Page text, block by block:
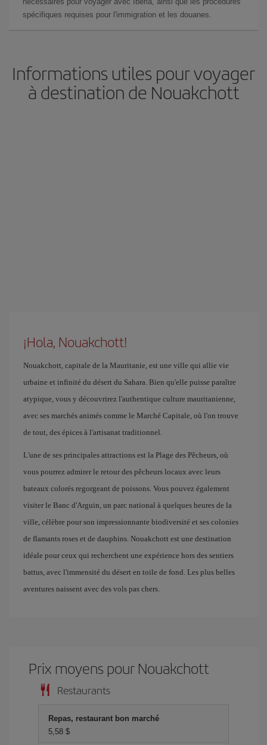
spécifiques requises pour l'immigration et les douanes.
Informations utiles pour voyager
à destination de Nouakchott
¡Hola, Nouakchott!
Nouakchott, capitale de la Mauritanie, est une ville qui allie vie
urbaine et infinité du désert du Sahara. Bien qu'elle puisse paraître
atypique, vous y découvrirez l'authentique culture mauritanienne,
avec ses marchés animés comme le Marché Capitale, où l'on trouve
de tout, des épices à l'artisanat traditionnel.
L'une de ses principales attractions est la Plage des Pêcheurs, où
vous pourrez admirer le retour des pêcheurs locaux avec leurs
bateaux colorés regorgeant de poissons. Vous pouvez également
visiter le Banc d'Arguin, un parc national à quelques heures de la
ville, célèbre pour son impressionnante biodiversité et ses colonies
de flamants roses et de dauphins. Nouakchott est une destination
idéale pour ceux qui recherchent une expérience hors des sentiers
battus, avec l'immensité du désert en toile de fond. Les plus belles
aventures naissent avec des vols pas chers.
Prix ​​moyens pour Nouakchott
Restaurants
Repas, restaurant bon marché
5,58 $